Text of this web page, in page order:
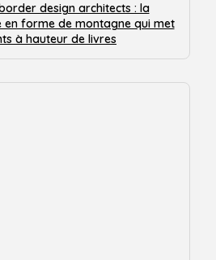
design architects : la
en forme de montagne qui met
à hauteur de livres